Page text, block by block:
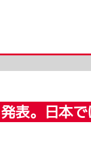
表。日本